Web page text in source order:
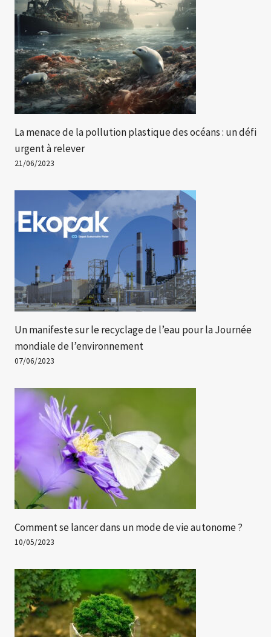
La menace de la pollution plastique des océans : un défi
urgent à relever
21/06/2023
Un manifeste sur le recyclage de l’eau pour la Journée
mondiale de l’environnement
07/06/2023
Comment se lancer dans un mode de vie autonome ?
10/05/2023